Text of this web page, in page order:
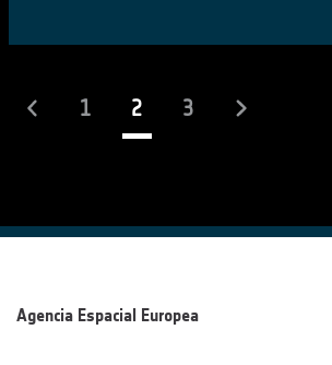
1 2(actual)
3
Agencia Espacial Europea